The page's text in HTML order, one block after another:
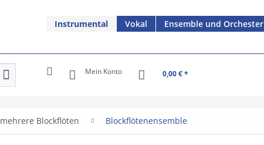
Instrumental Vokal Ensemble und Orchester
Mein Konto 0,00 € *
mehrere Blockflöten Blockflötenensemble